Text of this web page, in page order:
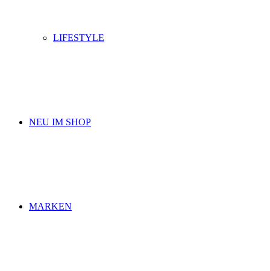
LIFESTYLE
NEU IM SHOP
MARKEN